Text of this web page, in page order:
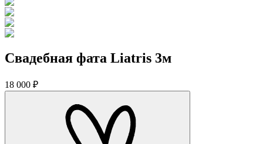
Свадебная фата Liatris 3м
18 000 ₽